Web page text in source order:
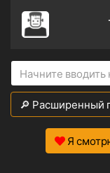
🔎 Расширенный
Я